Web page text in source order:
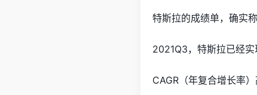
特斯拉的成绩单，确实称
2021Q3，特斯拉已经
CAGR（年复合增长率）